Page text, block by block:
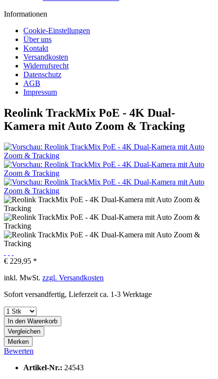
Informationen
Cookie-Einstellungen
Über uns
Kontakt
Versandkosten
Widerrufsrecht
Datenschutz
AGB
Impressum
Reolink TrackMix PoE - 4K Dual-
Kamera mit Auto Zoom & Tracking
€ 229,95 *
inkl. MwSt. zzgl. Versandkosten
Sofort versandfertig, Lieferzeit ca. 1-3 Werktage
In den Warenkorb
Vergleichen
Merken
Bewerten
Artikel-Nr.: 24543